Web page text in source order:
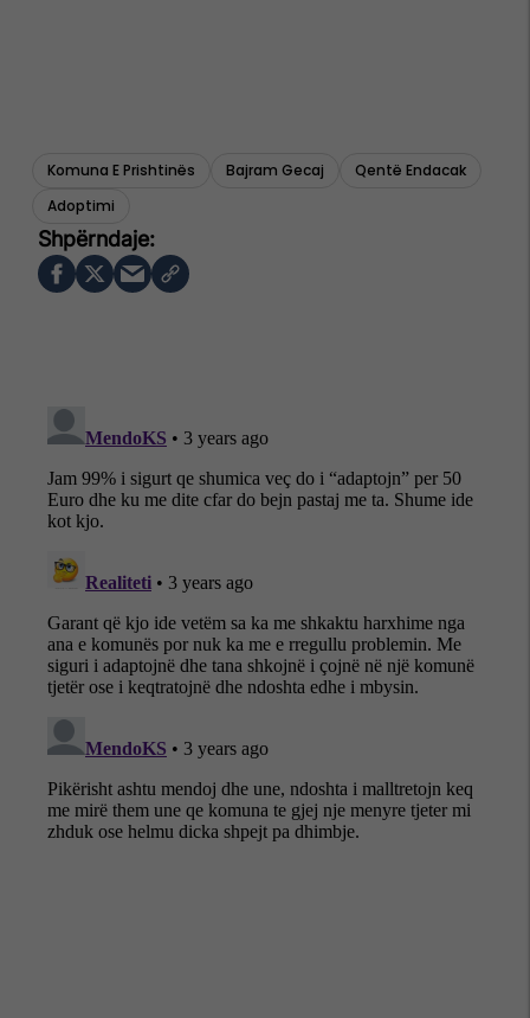
Komuna E Prishtinës Bajram Gecaj
Qentë Endacak
Adoptimi